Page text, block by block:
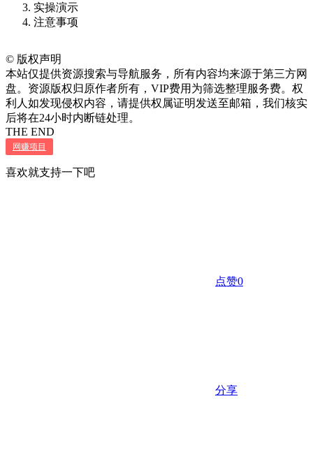
实操演示
注意事项
© 版权声明
本站仅提供资源搜索与导航服务，所有内容均来源于第三方网
盘。资源版权归原作者所有，VIP费用为筛选整理服务费。权
利人如发现侵权内容，请提供权属证明发送至邮箱，我们核实
后将在24小时内断链处理。
THE END
网赚项目
喜欢就支持一下吧
点赞0
分享